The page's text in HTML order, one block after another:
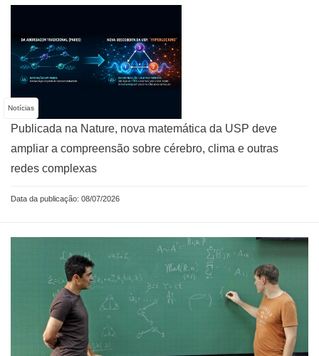
Notícias
Publicada na Nature, nova matemática da USP deve
ampliar a compreensão sobre cérebro, clima e outras
redes complexas
Data da publicação: 08/07/2026